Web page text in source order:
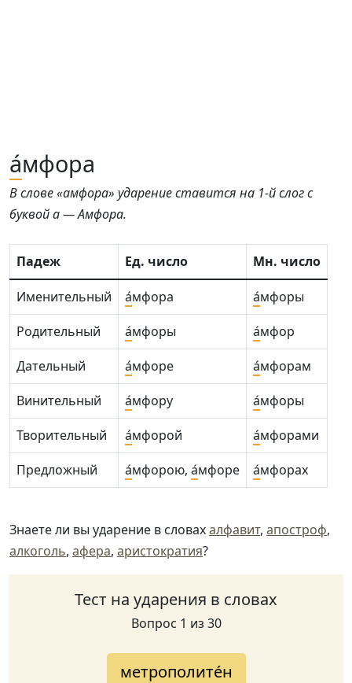
а́мфора
В слове «амфора» ударение ставится на 1-й слог с
буквой а — Амфора.
Падеж Ед. число Мн. число
Именительный а́мфора а́мфоры
Родительный
а́мфоры а́мфор
Дательный
а́мфоре а́мфорам
Винительный
а́мфору а́мфоры
Творительный
а́мфорой а́мфорами
Предложный
а́мфорою, а́мфоре а́мфорах
Знаете ли вы ударение в словахалфавит, апостроф,
алкоголь, афера, аристократия?
Тест на ударения в словах
Вопрос 1 из 30
метрополите́н